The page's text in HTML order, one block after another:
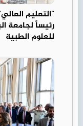
"التعليم
رئيساً لجامعة
للعلوم الطبية